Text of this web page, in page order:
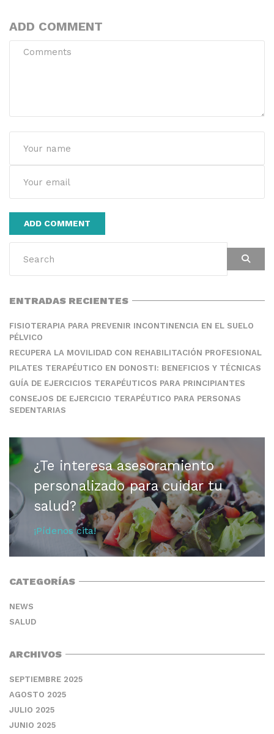
ADD COMMENT
ENTRADAS RECIENTES
FISIOTERAPIA PARA PREVENIR INCONTINENCIA EN EL SUELO
PÉLVICO
RECUPERA LA MOVILIDAD CON REHABILITACIÓN PROFESIONAL
PILATES TERAPÉUTICO EN DONOSTI: BENEFICIOS Y TÉCNICAS
GUÍA DE EJERCICIOS TERAPÉUTICOS PARA PRINCIPIANTES
CONSEJOS DE EJERCICIO TERAPÉUTICO PARA PERSONAS
SEDENTARIAS
¿Te interesa asesoramiento
personalizado para cuidar tu
salud?
¡Pídenos cita!
CATEGORÍAS
NEWS
SALUD
ARCHIVOS
SEPTIEMBRE 2025
AGOSTO 2025
JULIO 2025
JUNIO 2025